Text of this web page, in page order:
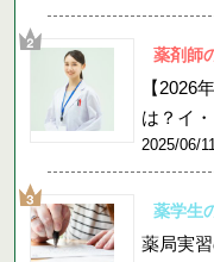
薬剤師
【2026
は？イ
2025/06/
薬学生
薬局実